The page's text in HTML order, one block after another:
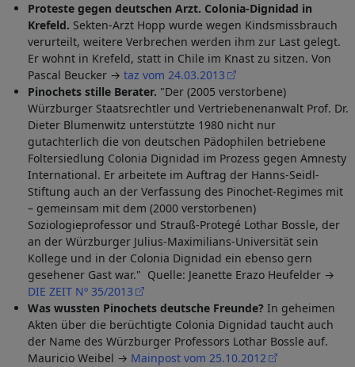
Proteste gegen deutschen Arzt. Colonia-Dignidad in
Krefeld. Sekten-Arzt Hopp wurde wegen Kindsmissbrauch
verurteilt, weitere Verbrechen werden ihm zur Last gelegt.
Er wohnt in Krefeld, statt in Chile im Knast zu sitzen. Von
Pascal Beucker → taz vom 24.03.2013
Pinochets stille Berater. "Der (2005 verstorbene)
Würzburger Staatsrechtler und Vertriebenenanwalt Prof. Dr.
Dieter Blumenwitz unterstützte 1980 nicht nur
gutachterlich die von deutschen Pädophilen betriebene
Foltersiedlung Colonia Dignidad im Prozess gegen Amnesty
International. Er arbeitete im Auftrag der Hanns-Seidl-
Stiftung auch an der Verfassung des Pinochet-Regimes mit
– gemeinsam mit dem (2000 verstorbenen)
Soziologieprofessor und Strauß-Protegé Lothar Bossle, der
an der Würzburger Julius-Maximilians-Universität sein
Kollege und in der Colonia Dignidad ein ebenso gern
gesehener Gast war." Quelle: Jeanette Erazo Heufelder →
DIE ZEIT Nº 35/2013
Was wussten Pinochets deutsche Freunde? In geheimen
Akten über die berüchtigte Colonia Dignidad taucht auch
der Name des Würzburger Professors Lothar Bossle auf.
Mauricio Weibel → Mainpost vom 25.10.2012